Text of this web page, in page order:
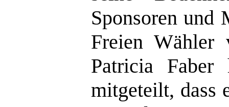
Sponsoren
Freien Wähler
Patricia
mitgeteilt, dass